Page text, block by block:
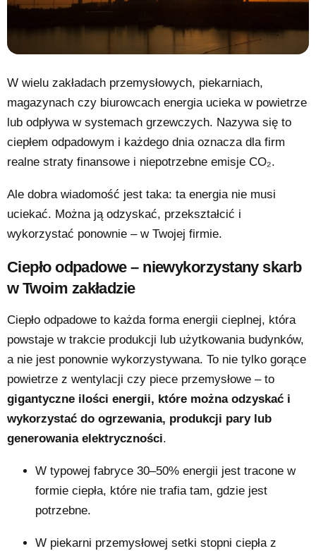
W wielu zakładach przemysłowych, piekarniach,
magazynach czy biurowcach energia ucieka w powietrze
lub odpływa w systemach grzewczych. Nazywa się to
ciepłem odpadowym i każdego dnia oznacza dla firm
realne straty finansowe i niepotrzebne emisje CO₂.
Ale dobra wiadomość jest taka: ta energia nie musi
uciekać. Można ją odzyskać, przekształcić i
wykorzystać ponownie – w Twojej firmie.
Ciepło odpadowe – niewykorzystany skarb
w Twoim zakładzie
Ciepło odpadowe to każda forma energii cieplnej, która
powstaje w trakcie produkcji lub użytkowania budynków,
a nie jest ponownie wykorzystywana. To nie tylko gorące
powietrze z wentylacji czy piece przemysłowe – to
gigantyczne ilości energii, które można odzyskać i
wykorzystać do ogrzewania, produkcji pary lub
generowania elektryczności.
W typowej fabryce 30–50% energii jest tracone w
formie ciepła, które nie trafia tam, gdzie jest
potrzebne.
W piekarni przemysłowej setki stopni ciepła z